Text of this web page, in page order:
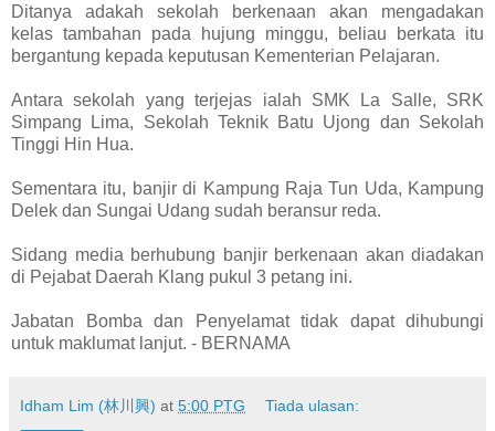
Ditanya adakah sekolah berkenaan akan mengadakan
kelas tambahan pada hujung minggu, beliau berkata itu
bergantung kepada keputusan Kementerian Pelajaran.
Antara sekolah yang terjejas ialah SMK La Salle, SRK
Simpang Lima, Sekolah Teknik Batu Ujong dan Sekolah
Tinggi Hin Hua.
Sementara itu, banjir di Kampung Raja Tun Uda, Kampung
Delek dan Sungai Udang sudah beransur reda.
Sidang media berhubung banjir berkenaan akan diadakan
di Pejabat Daerah Klang pukul 3 petang ini.
Jabatan Bomba dan Penyelamat tidak dapat dihubungi
untuk maklumat lanjut. - BERNAMA
Idham Lim (林川興) at 5:00 PTG Tiada ulasan: